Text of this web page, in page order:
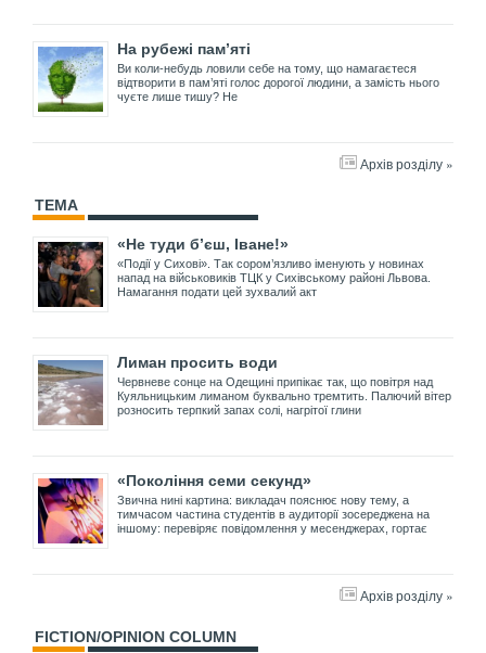
На рубежі пам’яті
Ви коли-небудь ловили себе на тому, що намагаєтеся
відтворити в пам’яті голос дорогої людини, а замість нього
чуєте лише тишу? Не
Архів розділу »
ТЕМА
«Не туди б’єш, Іване!»
«Події у Сихові». Так сором’язливо іменують у новинах
напад на військовиків ТЦК у Сихівському районі Львова.
Намагання подати цей зухвалий акт
Лиман просить води
Червневе сонце на Одещині припікає так, що повітря над
Куяльницьким лиманом буквально тремтить. Палючий вітер
розносить терпкий запах солі, нагрітої глини
«Покоління семи секунд»
Звична нині картина: викладач пояснює нову тему, а
тимчасом частина студентів в аудиторії зосереджена на
іншому: перевіряє повідомлення у месенджерах, гортає
Архів розділу »
FICTION/OPINION COLUMN